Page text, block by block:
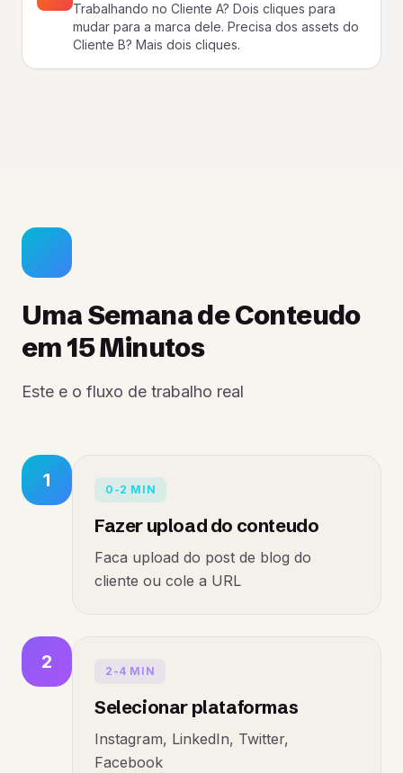
Trabalhando no Cliente A? Dois cliques para
mudar para a marca dele. Precisa dos assets do
Cliente B? Mais dois cliques.
Uma Semana de Conteudo
em 15 Minutos
Este e o fluxo de trabalho real
1 0-2 MIN
Fazer upload do conteudo
Faca upload do post de blog do
cliente ou cole a URL
2 2-4 MIN
Selecionar plataformas
Instagram, LinkedIn, Twitter,
Facebook